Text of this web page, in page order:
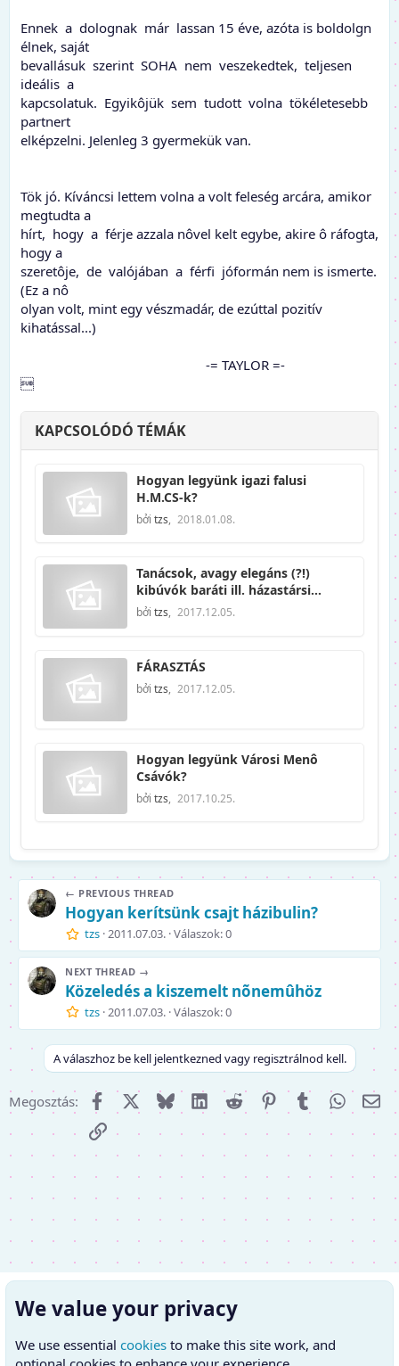
Ennek a dolognak már lassan 15 éve, azóta is boldolgn
élnek, saját
bevallásuk szerint SOHA nem veszekedtek, teljesen
ideális a
kapcsolatuk. Egyikôjük sem tudott volna tökéletesebb
partnert
elképzelni. Jelenleg 3 gyermekük van.
Tök jó. Kíváncsi lettem volna a volt feleség arcára, amikor
megtudta a
hírt, hogy a férje azzala nôvel kelt egybe, akire ô ráfogta,
hogy a
szeretôje, de valójában a férfi jóformán nem is ismerte.
(Ez a nô
olyan volt, mint egy vészmadár, de ezúttal pozitív
kihatással...)
-= TAYLOR =-

KAPCSOLÓDÓ TÉMÁK
Hogyan legyünk igazi falusi
H.M.CS-k?
bởi tzs, 2018.01.08.
Tanácsok, avagy elegáns (?!)
kibúvók baráti ill. házastársi
kötelmeink alól
bởi tzs, 2017.12.05.
FÁRASZTÁS
bởi tzs, 2017.12.05.
Hogyan legyünk Városi Menô
Csávók?
bởi tzs, 2017.10.25.
← PREVIOUS THREAD
Hogyan kerítsünk csajt házibulin?
tzs 2011.07.03. Válaszok: 0
NEXT THREAD →
Közeledés a kiszemelt nõnemûhöz
tzs 2011.07.03. Válaszok: 0
A válaszhoz be kell jelentkezned vagy regisztrálnod kell.
Megosztás: FacebookX (Twitter)
Bluesky LinkedInReddit PinterestTumblr
E-
Link
We value your privacy
We use essential cookies to make this site work, and